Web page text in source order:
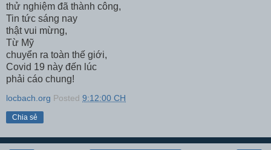
thử nghiệm đã thành công,
Tin tức sáng nay
thật vui mừng,
Từ Mỹ
chuyển ra toàn thế giới,
Covid 19 này đến lúc
phải cáo chung!
locbach.org Posted 9:12:00 CH
Chia sẻ